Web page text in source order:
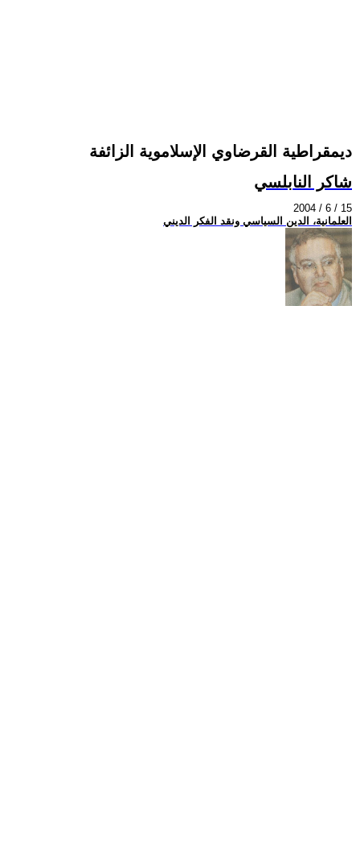
ديمقراطية القرضاوي الإسلاموية الزائفة
شاكر النابلسي
2004 / 6 / 15
العلمانية، الدين السياسي ونقد الفكر الديني